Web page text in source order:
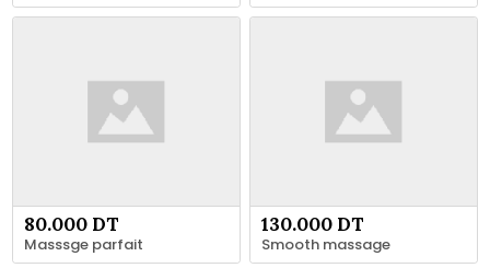
80.000 DT
Masssge parfait
130.000 DT
Smooth massage